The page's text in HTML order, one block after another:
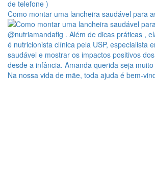
Como montar uma lancheira saudável para
Na nossa vida de mãe, toda ajuda é bem-